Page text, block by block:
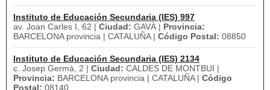
Instituto de Educación Secundaria (IES) 997
av. Joan Carles I, 62 | Ciudad: GAVÀ | Provincia:
BARCELONA provincia | CATALUÑA | Código Postal: 08850
Instituto de Educación Secundaria (IES) 2134
c. Josep Germà, 2 | Ciudad: CALDES DE MONTBUI |
Provincia: BARCELONA provincia | CATALUÑA | Código
Postal: 08140